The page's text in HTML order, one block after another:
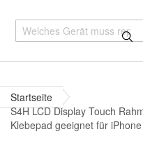
Startseite
S4H LCD Display Touch
Klebepad geeignet für